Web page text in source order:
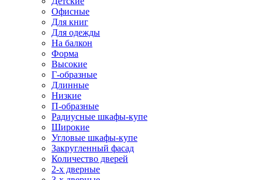
Офисные
Для книг
Для одежды
На балкон
Форма
Высокие
Г-образные
Длинные
Низкие
П-образные
Радиусные шкафы-купе
Широкие
Угловые шкафы-купе
Закругленный фасад
Количество дверей
2-х дверные